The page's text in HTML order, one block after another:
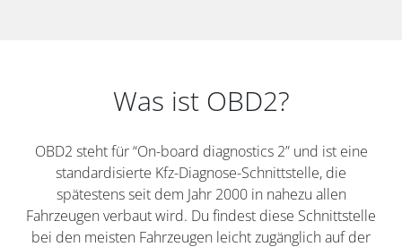
Was ist OBD2?
OBD2 steht für “On-board diagnostics 2” und ist eine
standardisierte Kfz-Diagnose-Schnittstelle, die
spätestens seit dem Jahr 2000 in nahezu allen
Fahrzeugen verbaut wird. Du findest diese Schnittstelle
bei den meisten Fahrzeugen leicht zugänglich auf der